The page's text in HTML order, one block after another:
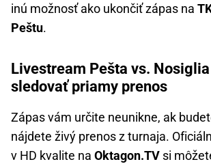
inú možnosť ako ukončiť zápas na
Peštu.
Livestream Pešta vs.
sledovať priamy prenos
Zápas vám určite neunikne, ak
nájdete živý prenos z turnaja.
v HD kvalite na Oktagon.TV si